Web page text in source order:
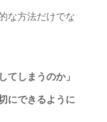
な方法だけでな
てしまうのか」
にできるように